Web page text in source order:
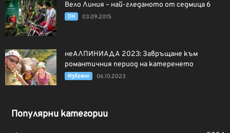
Вело Линия – най-гледаното от седмица 6
DH 03.09.2015
неАЛПИНИАДА 2023: Завръщане към
романтичния период на катеренето
Избрано 06.10.2023
Популярни категории